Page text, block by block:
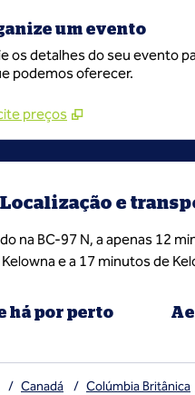
um evento
os detalhes do seu evento
podemos oferecer.
preços
Localização e
na BC-97 N, a apenas 12
Kelowna e a 17 minutos de
há por perto
/ Canadá / Colúmbia Britânica